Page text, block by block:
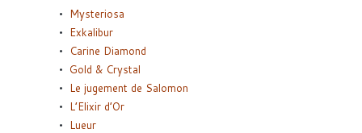
Mysteriosa
Exkalibur
Carine Diamond
Gold & Crystal
Le jugement de Salomon
L’Elixir d’Or
Lueur